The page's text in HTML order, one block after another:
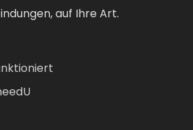
auf Ihre Art.